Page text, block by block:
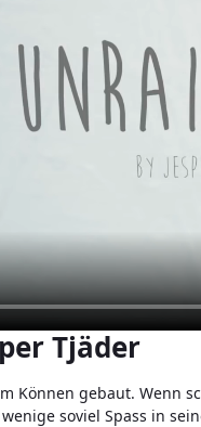
Tjäder
Können gebaut. Wenn
soviel Spass in